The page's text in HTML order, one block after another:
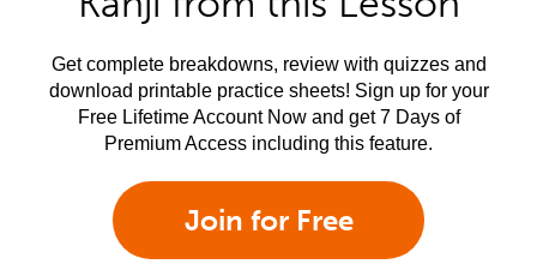
Get complete breakdowns, review with quizzes and
download printable practice sheets! Sign up for your
Free Lifetime Account Now and get 7 Days of
Premium Access including this feature.
Join for Free